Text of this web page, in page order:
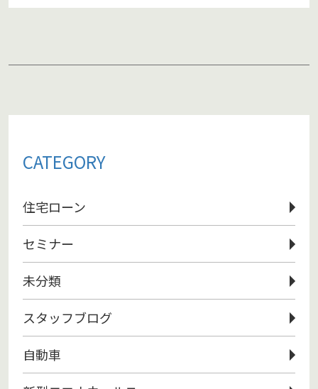
CATEGORY
住宅ローン
セミナー
未分類
スタッフブログ
自動車